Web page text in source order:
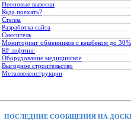
Неоновые вывески
Куда поехать?
Стелла
Разработка сайта
Смеситель
Мониторинг обменников с кэшбеком до 30%
RF лифтинг
Оборудование медицинское
Выгодное строительство
Металлоконструкции
ПОСЛЕДНИЕ СООБЩЕНИЯ НА